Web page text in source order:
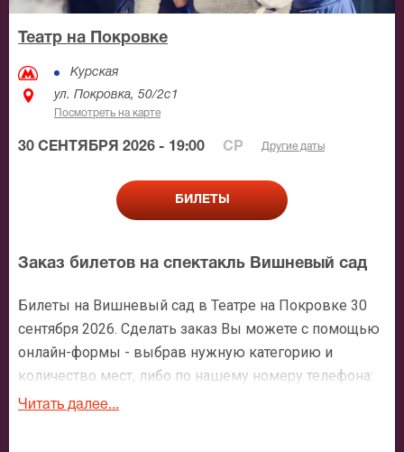
Театр на Покровке
Курская
ул. Покровка, 50/2с1
Посмотреть на карте
30 СЕНТЯБРЯ 2026 - 19:00 СР Другие даты
БИЛЕТЫ
Заказ билетов на спектакль Вишневый сад
Билеты на Вишневый сад в Театре на Покровке 30
сентября 2026. Сделать заказ Вы можете с помощью
онлайн-формы - выбрав нужную категорию и
количество мест, либо по нашему номеру телефона:
+7 (495) 921-35-00. После оформления заявки с Вами
Читать далее...